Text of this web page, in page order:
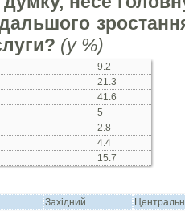
(у %)
9.2
21.3
41.6
5
2.8
4.4
15.7
Західний